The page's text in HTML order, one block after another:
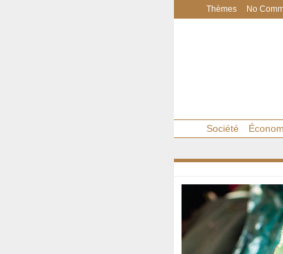
Thèmes No
Société